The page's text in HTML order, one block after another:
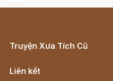
Truyện Xưa Tích Cũ
Liên kết